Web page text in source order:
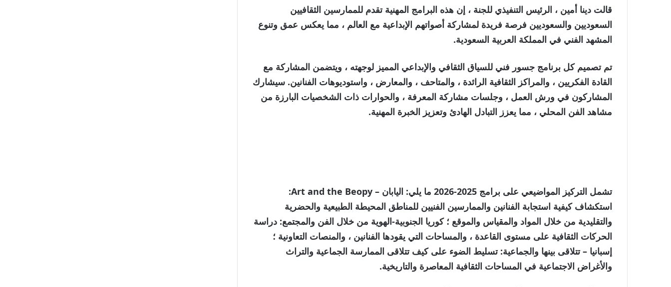
قالت دينا أمين ، الرئيس التنفيذي للجنة ، إن هذه البرامج المهنية تقدم للممارسين الثقافيين
السعوديين والسعوديين فرصة فريدة لمشاركة أصواتهم الإبداعية مع العالم ، مما يعكس عمق وتنوع
المشهد الفني في المملكة العربية السعودية.
تم تصميم كل برنامج جسور فني للسياق الثقافي والإبداعي المميز لوجهته ، ويتضمن المشاركة مع
القادة الفكريين ، والمراكز الثقافية الرائدة ، والمتاحف ، والمعارض ، واستوديوهات الفنانين. سيشارك
المشاركون في ورش العمل ، وجلسات مشاركة المعرفة ، والحوارات ذات الشخصيات البارزة من
مشاهد الفن المحلي ، مما يعزز التبادل الهادئ وتعزيز الخبرة المهنية.
تشمل التركيز المواضيعي على برامج 2025-2026 ما يلي: اليابان – Art and the Beopy:
استكشاف كيفية استجابة الفنانين والممارسين الفنيين للمناطق المحيطة الطبيعية والحضرية
والتقليدية من خلال المواد والمقياس والموقع ؛ كوريا الجنوبية-الهوية من خلال الفن والمجتمع: دراسة
الحركات الثقافية على مستوى القاعدة ، والمساحات التي يقودها الفنانين ، والمنصات التعاونية ؛
إسبانيا – تتلاقى بينها والجماعية: تسليط الضوء على كيف تتلاقى الممارسة الجماعية والتراث
والأغراض الاجتماعية في المساحات الثقافية المعاصرة والتاريخية.